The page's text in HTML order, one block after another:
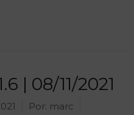
| 08/11/2021
Por: marc